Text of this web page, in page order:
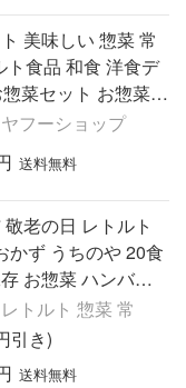
美味しい 惣菜 常
ト食品 和食 洋食デ
菜セット お惣菜
セット ギフト お
フーショップ
送料無料
老の日 レトルト
かず うちのや 20食
お惣菜 ハンバー
存食 レンジ 2026
フト
トルト 惣菜 常
引き)
送料無料